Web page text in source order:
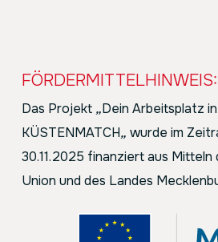
FÖRDERMITTELHINWEIS:
Das Projekt „Dein Arbeitsplatz
KÜSTENMATCH„ wurde im
30.11.2025 finanziert aus Mitteln
Union und des Landes